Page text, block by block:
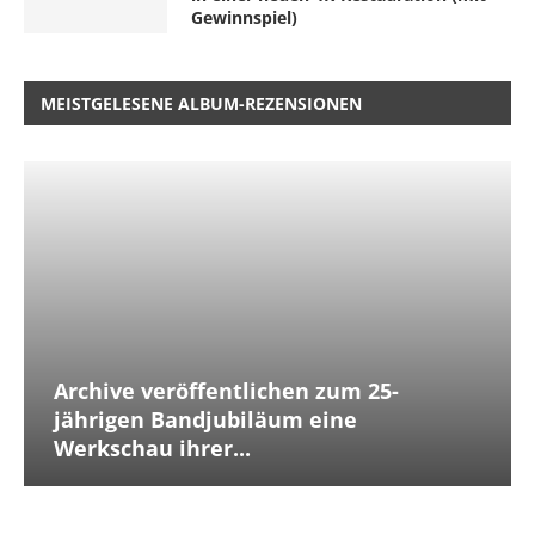
Gewinnspiel)
MEISTGELESENE ALBUM-REZENSIONEN
Archive veröffentlichen zum 25-
jährigen Bandjubiläum eine
Werkschau ihrer...